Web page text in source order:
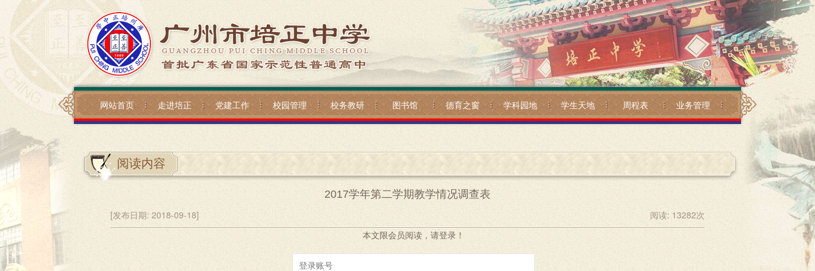
网站首页 走进培正 党建工作 校园管理 校务教研 图书馆 德育之窗 学科园地 学生天地 周程表 业务管理
阅读内容
2017学年第二学期教学情况调查表
[发布日期: 2018-09-18] 阅读: 13282次
本文限会员阅读，请登录！